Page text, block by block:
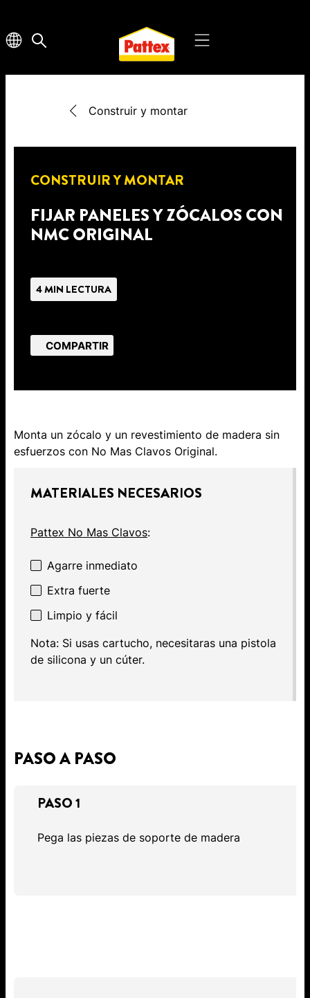
Construir y montar
CONSTRUIR Y MONTAR
FIJAR PANELES Y ZÓCALOS CON
NMC ORIGINAL
4 MIN LECTURA
COMPARTIR
Monta un zócalo y un revestimiento de madera sin
esfuerzos con No Mas Clavos Original.
MATERIALES NECESARIOS
Pattex No Mas Clavos:
Agarre inmediato
Extra fuerte
Limpio y fácil
Nota: Si usas cartucho, necesitaras una pistola
de silicona y un cúter.
PASO A PASO
PASO 1
Pega las piezas de soporte de madera